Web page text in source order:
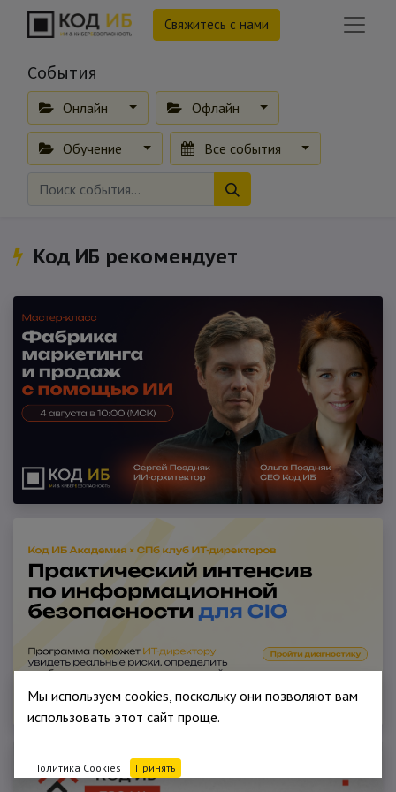
Свяжитесь с нами
События
Онлайн Офлайн
Обучение Все события
Код ИБ рекомендует
Мы используем cookies, поскольку они позволяют вам
использовать этот сайт проще.
Политика Cookies Принять